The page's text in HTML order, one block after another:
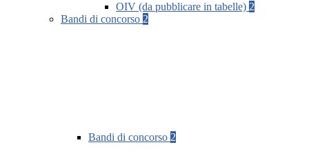
OIV (da pubblicare in tabelle) 2
Bandi di concorso 2
Bandi di concorso 2